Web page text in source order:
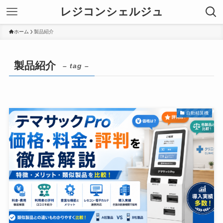
レジコンシェルジュ
ホーム 製品紹介
製品紹介 – tag –
自動精算機